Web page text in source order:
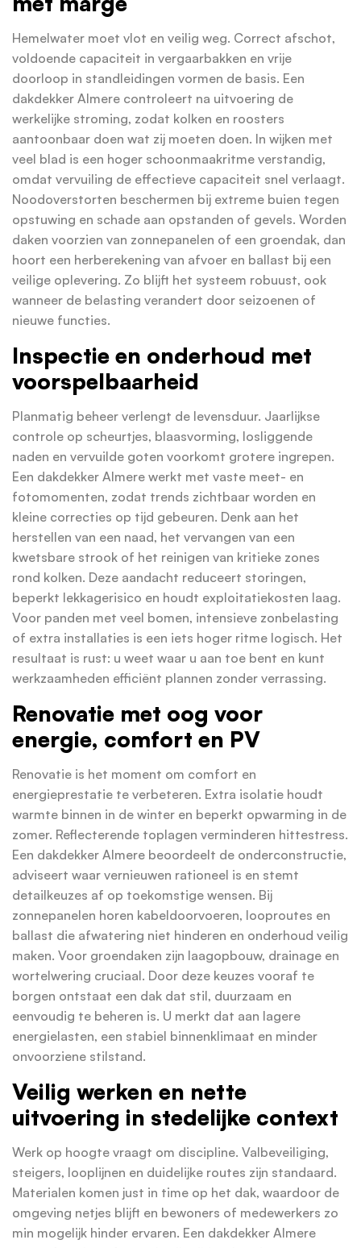
Hemelwater moet vlot en veilig weg. Correct afschot,
voldoende capaciteit in vergaarbakken en vrije
doorloop in standleidingen vormen de basis. Een
dakdekker Almere controleert na uitvoering de
werkelijke stroming, zodat kolken en roosters
aantoonbaar doen wat zij moeten doen. In wijken met
veel blad is een hoger schoonmaakritme verstandig,
omdat vervuiling de effectieve capaciteit snel verlaagt.
Noodoverstorten beschermen bij extreme buien tegen
opstuwing en schade aan opstanden of gevels. Worden
daken voorzien van zonnepanelen of een groendak, dan
hoort een herberekening van afvoer en ballast bij een
veilige oplevering. Zo blijft het systeem robuust, ook
wanneer de belasting verandert door seizoenen of
nieuwe functies.
Inspectie en onderhoud met
voorspelbaarheid
Planmatig beheer verlengt de levensduur. Jaarlijkse
controle op scheurtjes, blaasvorming, losliggende
naden en vervuilde goten voorkomt grotere ingrepen.
Een dakdekker Almere werkt met vaste meet- en
fotomomenten, zodat trends zichtbaar worden en
kleine correcties op tijd gebeuren. Denk aan het
herstellen van een naad, het vervangen van een
kwetsbare strook of het reinigen van kritieke zones
rond kolken. Deze aandacht reduceert storingen,
beperkt lekkagerisico en houdt exploitatiekosten laag.
Voor panden met veel bomen, intensieve zonbelasting
of extra installaties is een iets hoger ritme logisch. Het
resultaat is rust: u weet waar u aan toe bent en kunt
werkzaamheden efficiënt plannen zonder verrassing.
Renovatie met oog voor
energie, comfort en PV
Renovatie is het moment om comfort en
energieprestatie te verbeteren. Extra isolatie houdt
warmte binnen in de winter en beperkt opwarming in de
zomer. Reflecterende toplagen verminderen hittestress.
Een dakdekker Almere beoordeelt de onderconstructie,
adviseert waar vernieuwen rationeel is en stemt
detailkeuzes af op toekomstige wensen. Bij
zonnepanelen horen kabeldoorvoeren, looproutes en
ballast die afwatering niet hinderen en onderhoud veilig
maken. Voor groendaken zijn laagopbouw, drainage en
wortelwering cruciaal. Door deze keuzes vooraf te
borgen ontstaat een dak dat stil, duurzaam en
eenvoudig te beheren is. U merkt dat aan lagere
energielasten, een stabiel binnenklimaat en minder
onvoorziene stilstand.
Veilig werken en nette
uitvoering in stedelijke context
Werk op hoogte vraagt om discipline. Valbeveiliging,
steigers, looplijnen en duidelijke routes zijn standaard.
Materialen komen just in time op het dak, waardoor de
omgeving netjes blijft en bewoners of medewerkers zo
min mogelijk hinder ervaren. Een dakdekker Almere